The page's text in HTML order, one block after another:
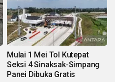
Mulai 1 Mei Tol Kutepat
Seksi 4 Sinaksak-Simpang
Panei Dibuka Gratis